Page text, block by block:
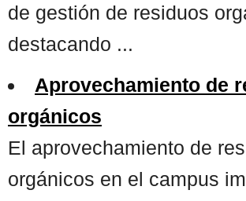
de gestión de residuos
destacando ...
Aprovechamiento de
orgánicos
El aprovechamiento de
orgánicos en el campus